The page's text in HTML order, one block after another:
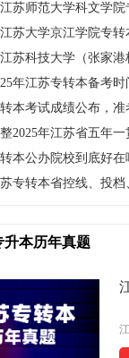
苏师范大学科文学
苏大学京江学院专
苏科技大学（张家
年江苏专转本备考时
本考试成绩公布，准
2025年江苏省五年
本公办院校到底好
专转本省控线、投
升本历年真题